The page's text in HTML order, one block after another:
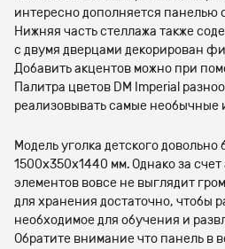
интересно дополняется панелью
Нижняя часть стеллажа также
с двумя дверцами декорирован
Добавить акцентов можно при
Палитра цветов DM Imperial
реализовывать самые необычные
Модель уголка детского
1500х350х1440 мм. Однако за
элементов вовсе не выглядит
для хранения достаточно, чтобы
необходимое для обучения и
Обратите внимание что панель в